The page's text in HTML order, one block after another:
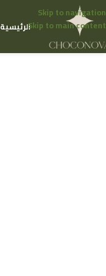
Skip to navigation
Skip to main contentالرئيسية